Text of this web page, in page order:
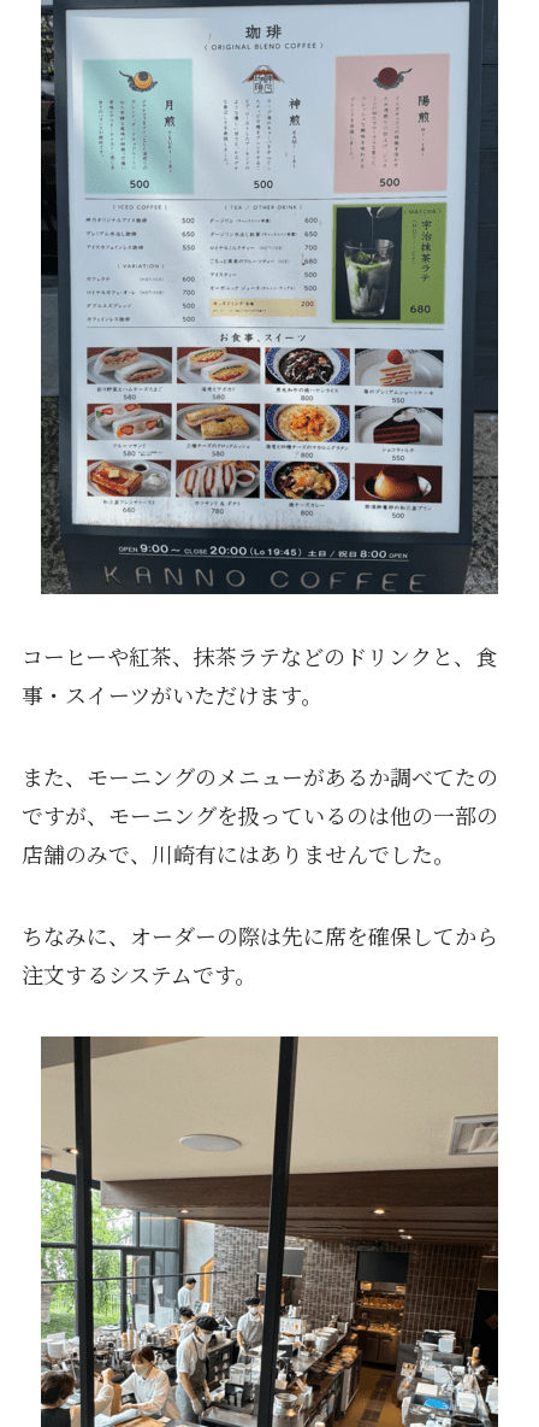
コーヒーや紅茶、抹茶ラテなどのドリンクと、食
事・スイーツがいただけます。
また、モーニングのメニューがあるか調べてたの
ですが、モーニングを扱っているのは他の一部の
店舗のみで、川崎有にはありませんでした。
ちなみに、オーダーの際は先に席を確保してから
注文するシステムです。